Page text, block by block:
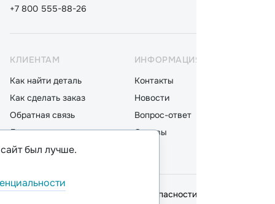
+7 800 555-88-26
КЛИЕНТАМ
Как найти деталь
Как сделать заказ
Обратная связь
Доставка
Оплата
ИНФОРМАЦИЯ
Контакты
Новости
Вопрос-ответ
Отзывы
© 2026,ООО "ППР"
Политика безопасности
был лучше.